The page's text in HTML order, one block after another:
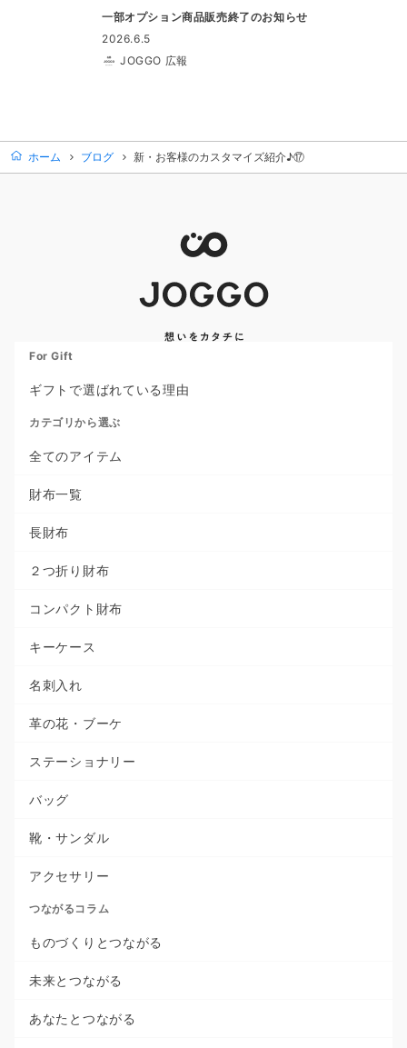
一部オプション商品販売終了のお知らせ
2026.6.5
JOGGO 広報
ホーム ブログ 新・お客様のカスタマイズ紹介♪⑰
For Gift
ギフトで選ばれている理由
カテゴリから選ぶ
全てのアイテム
財布一覧
長財布
２つ折り財布
コンパクト財布
キーケース
名刺入れ
革の花・ブーケ
ステーショナリー
バッグ
靴・サンダル
アクセサリー
つながるコラム
ものづくりとつながる
未来とつながる
あなたとつながる